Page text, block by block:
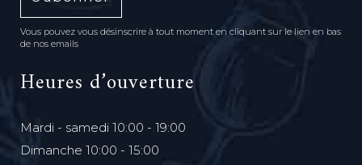
Vous pouvez vous désinscrire à tout moment en cliquant sur le lien en bas
de nos emails
Heures d’ouverture
Mardi - samedi 10:00 - 19:00
Dimanche 10:00 - 15:00